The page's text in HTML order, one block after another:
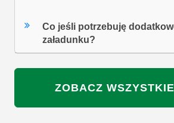
Co jeśli potrzebuję
załadunku?
ZOBACZ